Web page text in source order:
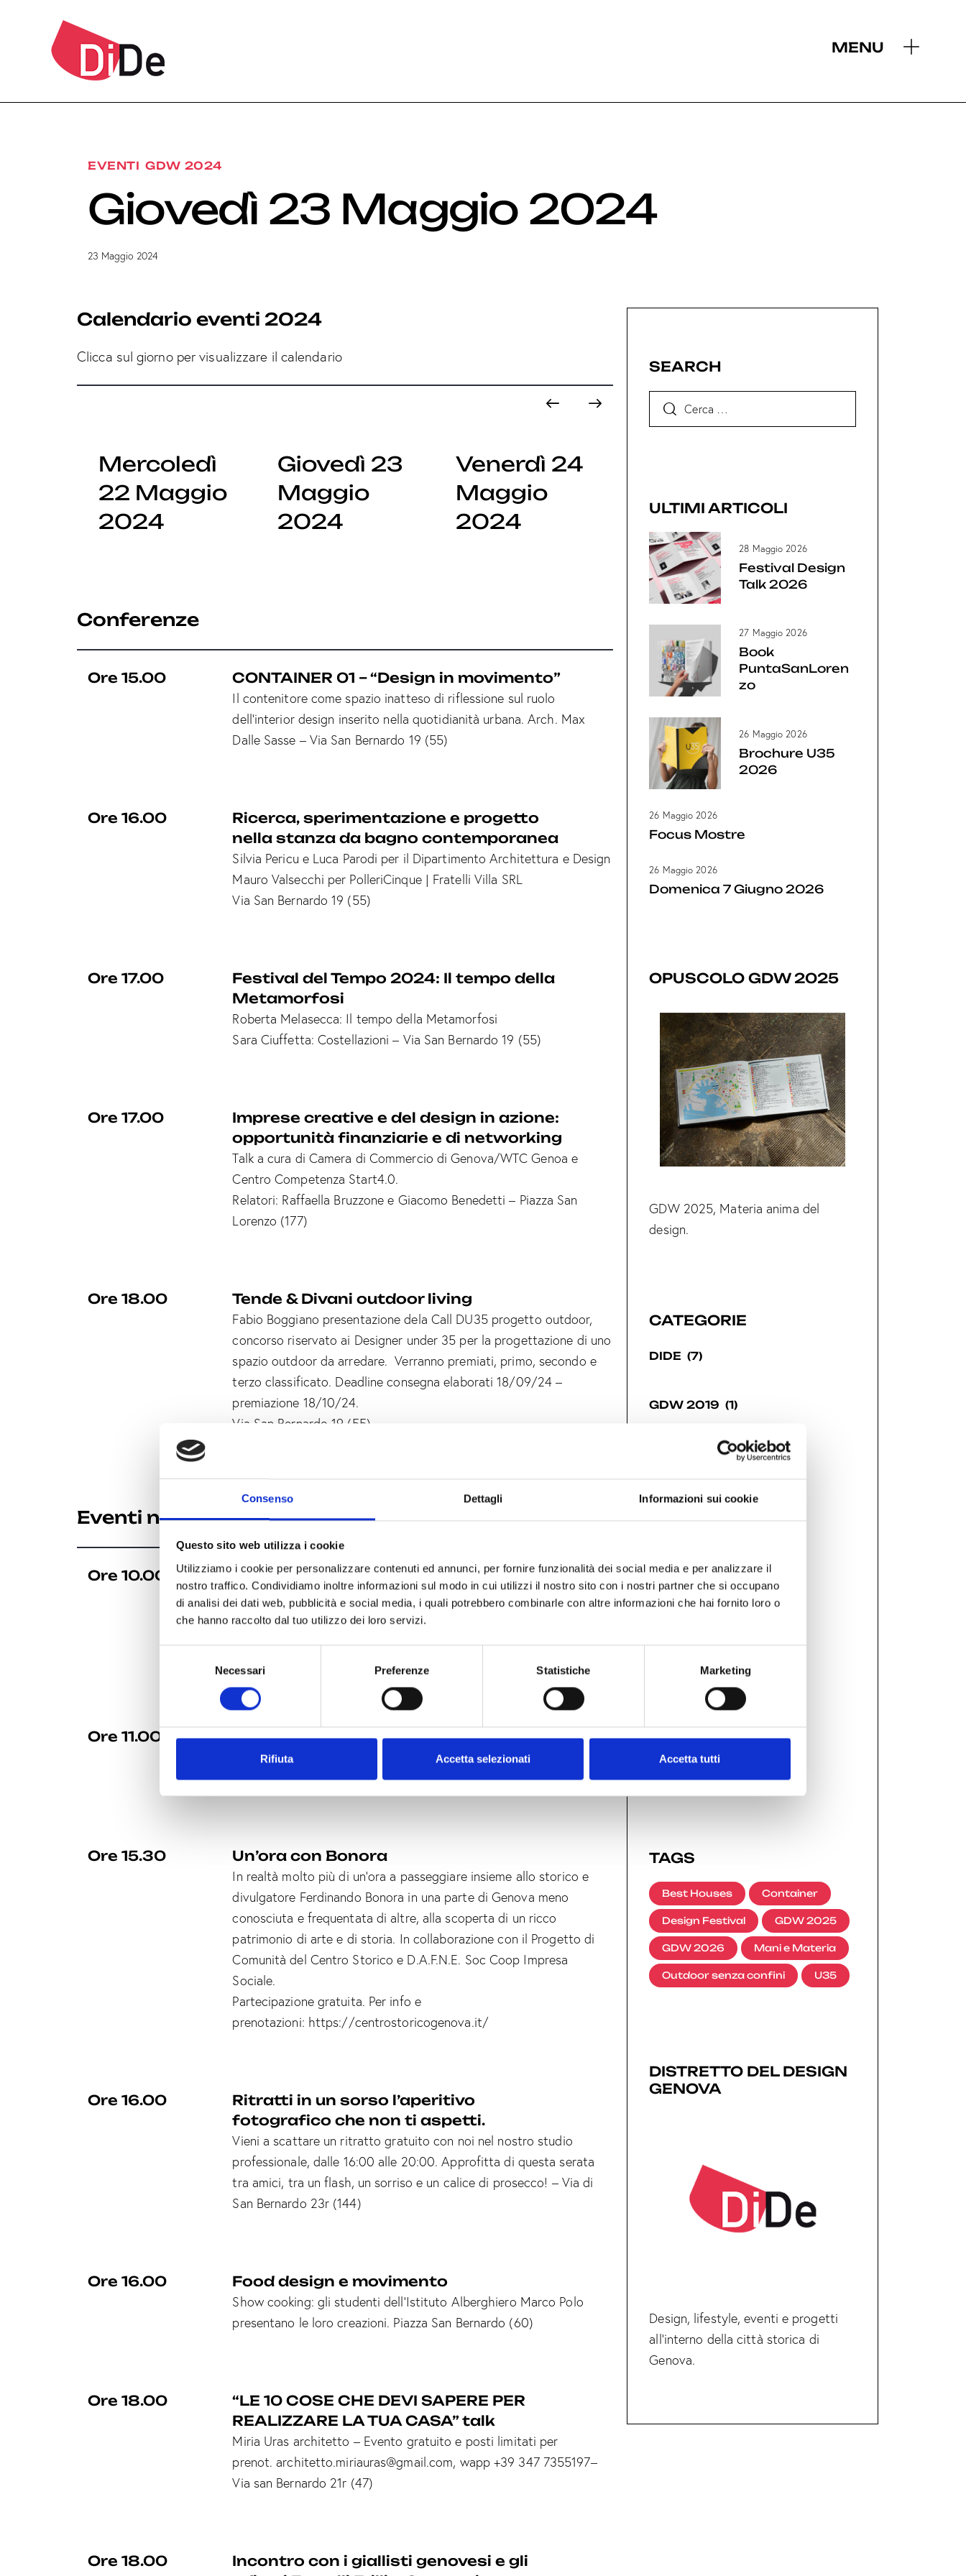
Consenso Dettagli Informazioni sui cookie
Questo sito web utilizza i cookie
Utilizziamo i cookie per personalizzare contenuti ed annunci, per fornire funzionalità dei social media e per analizzare il
nostro traffico. Condividiamo inoltre informazioni sul modo in cui utilizzi il nostro sito con i nostri partner che si occupano
di analisi dei dati web, pubblicità e social media, i quali potrebbero combinarle con altre informazioni che hai fornito loro o
che hanno raccolto dal tuo utilizzo dei loro servizi.
i
e
c
Necessari Preferenze Statistiche Marketing
Rifiuta Accetta selezionati Accetta tutti
MENU
EVENTI GDW 2024
Giovedì 23 Maggio 2024
23 Maggio 2024
Calendario eventi 2024
Clicca sul giorno per visualizzare il calendario
Mercoledì
22 Maggio
2024
Giovedì 23
Maggio
2024
Venerdì 24
Maggio
2024
2024
Conferenze
Ore 15.00 CONTAINER 01 – “Design in movimento”
Il contenitore come spazio inatteso di riflessione sul ruolo
dell’interior design inserito nella quotidianità urbana. Arch. Max
Dalle Sasse – Via San Bernardo 19 (55)
Ore 16.00
Ricerca, sperimentazione e progetto
nella stanza da bagno contemporanea
Silvia Pericu e Luca Parodi per il Dipartimento Architettura e Design
Mauro Valsecchi per PolleriCinque | Fratelli Villa SRL
Via San Bernardo 19 (55)
Ore 17.00
Festival del Tempo 2024: Il tempo della
Metamorfosi
Roberta Melasecca: Il tempo della Metamorfosi
Sara Ciuffetta: Costellazioni – Via San Bernardo 19 (55)
Ore 17.00
Imprese creative e del design in azione:
opportunità finanziarie e di networking
Talk a cura di Camera di Commercio di Genova/WTC Genoa e
Centro Competenza Start4.0.
Relatori: Raffaella Bruzzone e Giacomo Benedetti – Piazza San
Lorenzo (177)
Ore 18.00 Tende & Divani outdoor living
Fabio Boggiano presentazione dela Call DU35 progetto outdoor,
concorso riservato ai Designer under 35 per la progettazione di uno
spazio outdoor da arredare. Verranno premiati, primo, secondo e
terzo classificato. Deadline consegna elaborati 18/09/24 –
premiazione 18/10/24.
Via San Bernardo 19 (55)
Eventi nel distretto
Ore 10.00 SPAZIO GIUSTINIANI – PIANCA DAY
Spazio Giustiniani incontra i designer Pier Luigi Frighetto e Luciano
Marson
Ore 11.00 Sara Ciuffetta
Costellazioni. Installazione partecipativa e laboratori
Santa Maria di Castello (93c)
Ore 15.30 Un’ora con Bonora
In realtà molto più di un’ora a passeggiare insieme allo storico e
divulgatore Ferdinando Bonora in una parte di Genova meno
conosciuta e frequentata di altre, alla scoperta di un ricco
patrimonio di arte e di storia. In collaborazione con il Progetto di
Comunità del Centro Storico e D.A.F.N.E. Soc Coop Impresa
Sociale.
Partecipazione gratuita. Per info e
prenotazioni: https://centrostoricogenova.it/
Ore 16.00
Ritratti in un sorso l’aperitivo
fotografico che non ti aspetti.
Vieni a scattare un ritratto gratuito con noi nel nostro studio
professionale, dalle 16:00 alle 20:00. Approfitta di questa serata
tra amici, tra un flash, un sorriso e un calice di prosecco! – Via di
San Bernardo 23r (144)
Ore 16.00 Food design e movimento
Show cooking: gli studenti dell’Istituto Alberghiero Marco Polo
presentano le loro creazioni. Piazza San Bernardo (60)
Ore 18.00
“LE 10 COSE CHE DEVI SAPERE PER
REALIZZARE LA TUA CASA” talk
Miria Uras architetto – Evento gratuito e posti limitati per
prenot. architetto.miriauras@gmail.com, wapp+39 347 7355197–
Via san Bernardo 21r (47)
Ore 18.00
Incontro con i giallisti genovesi e gli
SEARCH
ULTIMI ARTICOLI
28 Maggio 2026
Festival Design
Talk 2026
27 Maggio 2026
Book
PuntaSanLoren
zo
26 Maggio 2026
Brochure U35
2026
26 Maggio 2026
Focus Mostre
26 Maggio 2026
Domenica 7 Giugno 2026
OPUSCOLO GDW 2025
GDW 2025, Materia anima del
design.
CATEGORIE
DIDE (7)
GDW 2019 (1)
GDW 2021 (6)
GDW 2022 (7)
GDW 2024 (12)
GDW 2025 (21)
GDW 2026 (11)
TAGS
Best Houses Container
Design Festival GDW 2025
GDW 2026 Mani e Materia
Outdoor senza confini U35
DISTRETTO DEL DESIGN
GENOVA
Design, lifestyle, eventi e progetti
all’interno della città storica di
Genova.